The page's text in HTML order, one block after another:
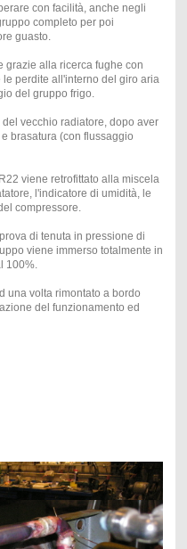
con facilità, anche negli
completo per poi
guasto.
grazie alla ricerca fughe con
perdite all'interno del giro aria
del gruppo frigo.
vecchio radiatore, dopo aver
brasatura (con flussaggio
viene retrofittato alla miscela
l'indicatore di umidità, le
compressore.
di tenuta in pressione di
viene immerso totalmente in
100%.
una volta rimontato a bordo
del funzionamento ed